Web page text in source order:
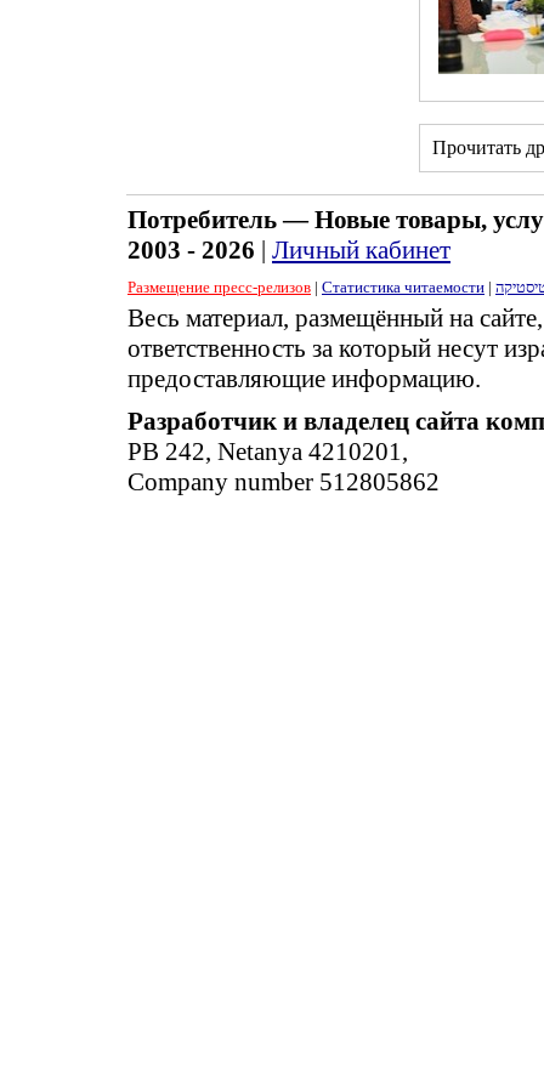
Прочитать
Потребитель — Новые товары,
2003 - 2026 | Личный кабинет
Размещение пресс-релизов | Статистика читаемости |
Весь материал, размещённый на
ответственность за который несут
предоставляющие информацию.
Разработчик и владелец сайта
PB 242, Netanya 4210201,
Company number 512805862